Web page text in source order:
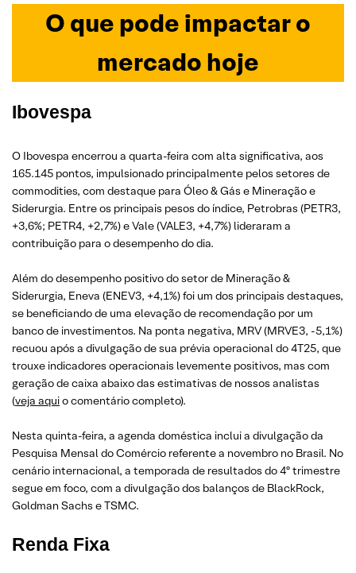
O que pode impactar o
mercado hoje
Ibovespa
O Ibovespa encerrou a quarta-feira com alta significativa, aos
165.145 pontos, impulsionado principalmente pelos setores de
commodities, com destaque para Óleo & Gás e Mineração e
Siderurgia. Entre os principais pesos do índice, Petrobras (PETR3,
+3,6%; PETR4, +2,7%) e Vale (VALE3, +4,7%) lideraram a
contribuição para o desempenho do dia.
Além do desempenho positivo do setor de Mineração &
Siderurgia, Eneva (ENEV3, +4,1%) foi um dos principais destaques,
se beneficiando de uma elevação de recomendação por um
banco de investimentos. Na ponta negativa, MRV (MRVE3, -5,1%)
recuou após a divulgação de sua prévia operacional do 4T25, que
trouxe indicadores operacionais levemente positivos, mas com
geração de caixa abaixo das estimativas de nossos analistas
(veja aquio comentário completo).
Nesta quinta-feira, a agenda doméstica inclui a divulgação da
Pesquisa Mensal do Comércio referente a novembro no Brasil. No
cenário internacional, a temporada de resultados do 4º trimestre
segue em foco, com a divulgação dos balanços de BlackRock,
Goldman Sachs e TSMC.
Renda Fixa